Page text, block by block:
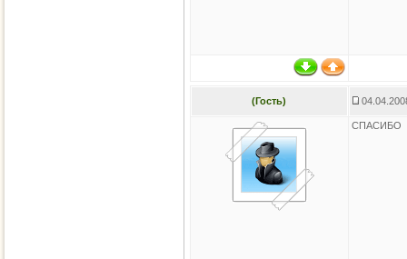
(Гость)
СПАСИБО